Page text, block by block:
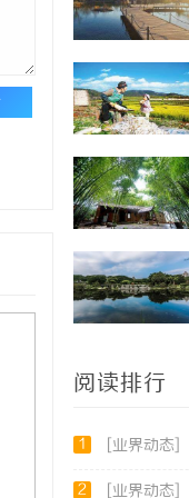
阅读排行
1 [业界动态]
2 [业界动态]